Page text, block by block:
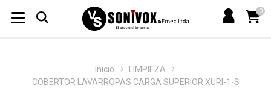
0
Inicio
LIMPIEZA
COBERTOR LAVARROPAS CARGA SUPERIOR XURI-1-S